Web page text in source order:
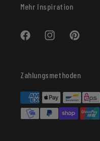
Mehr Inspiration
FacebookInstagramPinterest
Zahlungsmethoden